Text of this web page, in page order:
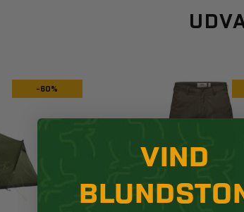
-60%
VIND